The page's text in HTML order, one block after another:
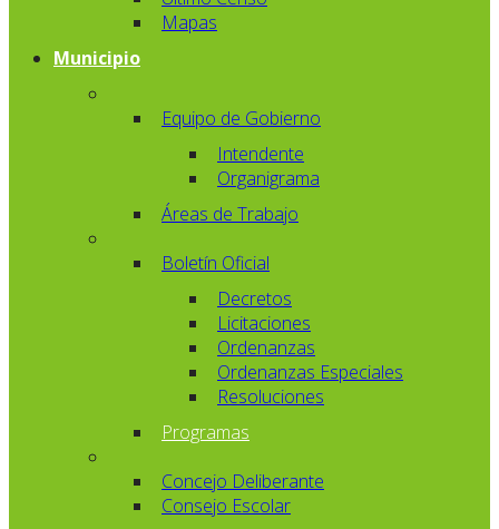
Mapas
Municipio
Equipo de Gobierno
Intendente
Organigrama
Áreas de Trabajo
Boletín Oficial
Decretos
Licitaciones
Ordenanzas
Ordenanzas Especiales
Resoluciones
Programas
Concejo Deliberante
Consejo Escolar